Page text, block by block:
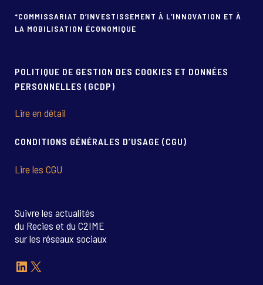
*COMMISSARIAT D’INVESTISSEMENT À L’INNOVATION ET À
LA MOBILISATION ÉCONOMIQUE
POLITIQUE DE GESTION DES COOKIES ET DONNÉES
PERSONNELLES (GCDP)
Lire en détail
CONDITIONS GÉNÉRALES D’USAGE (CGU)
Lire les CGU
Suivre les actualités
du Recies et du C2IME
sur les réseaux sociaux
LinkedIn
X